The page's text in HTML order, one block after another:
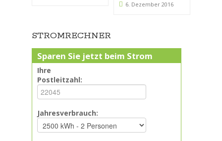
6. Dezember 2016
STROMRECHNER
Sparen Sie jetzt beim Strom
Ihre
Postleitzahl:
Jahresverbrauch: